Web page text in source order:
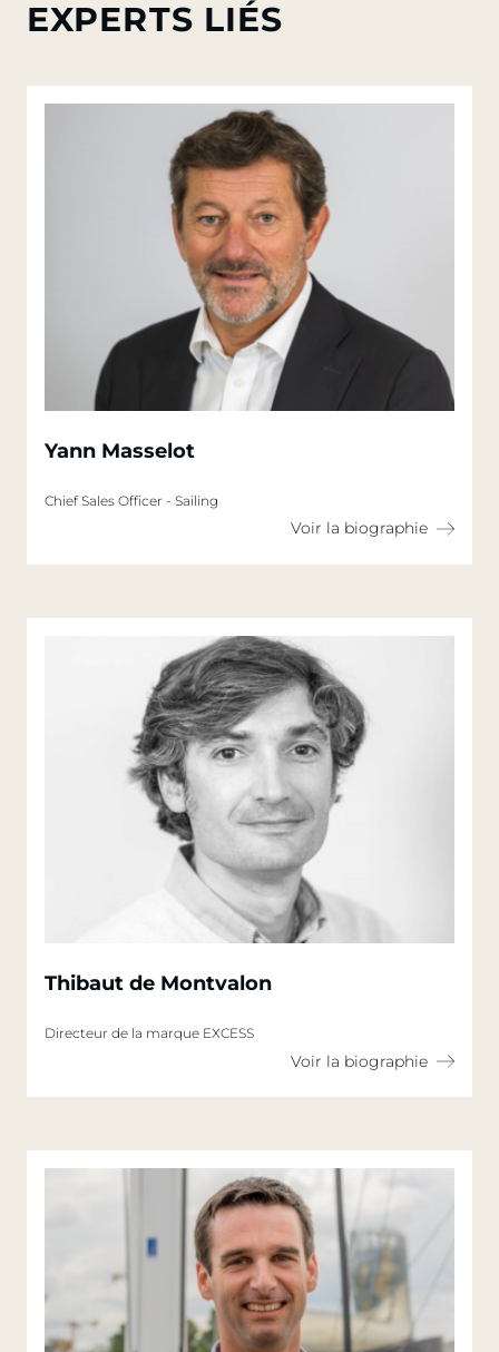
EXPERTS LIÉS
Yann Masselot
Chief Sales Officer - Sailing
Voir la biographie
Thibaut de Montvalon
Directeur de la marque EXCESS
Voir la biographie